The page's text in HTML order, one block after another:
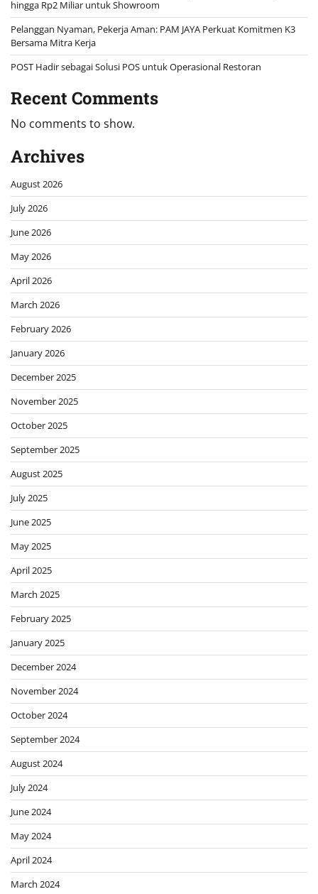
hingga Rp2 Miliar untuk Showroom
Pelanggan Nyaman, Pekerja Aman: PAM JAYA Perkuat Komitmen K3
Bersama Mitra Kerja
POST Hadir sebagai Solusi POS untuk Operasional Restoran
Recent Comments
No comments to show.
Archives
August 2026
July 2026
June 2026
May 2026
April 2026
March 2026
February 2026
January 2026
December 2025
November 2025
October 2025
September 2025
August 2025
July 2025
June 2025
May 2025
April 2025
March 2025
February 2025
January 2025
December 2024
November 2024
October 2024
September 2024
August 2024
July 2024
June 2024
May 2024
April 2024
March 2024